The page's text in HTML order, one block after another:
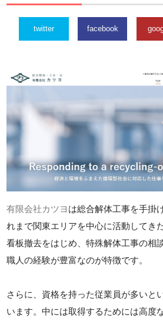
twitter facebook
有限会社カツヨ は総合解体工事を手掛
れまで関東エリアを中心に活動してき
看板撤去をはじめ、特殊解体工事の相
職人の経験が豊富なのが特徴です。
さらに、資格を持った従業員が多いと
います。中には取得するためには高度